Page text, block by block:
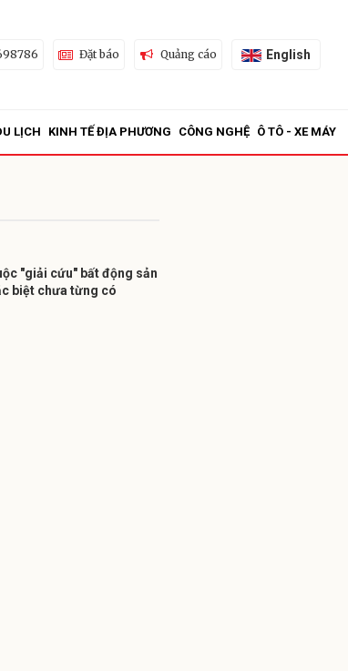
Đặt báo Quảng cáo English
LỊCH KINH TẾ ĐỊA PHƯƠNG CÔNG NGHỆ Ô TÔ - XE MÁY
"giải cứu" bất động sản
biệt chưa từng có